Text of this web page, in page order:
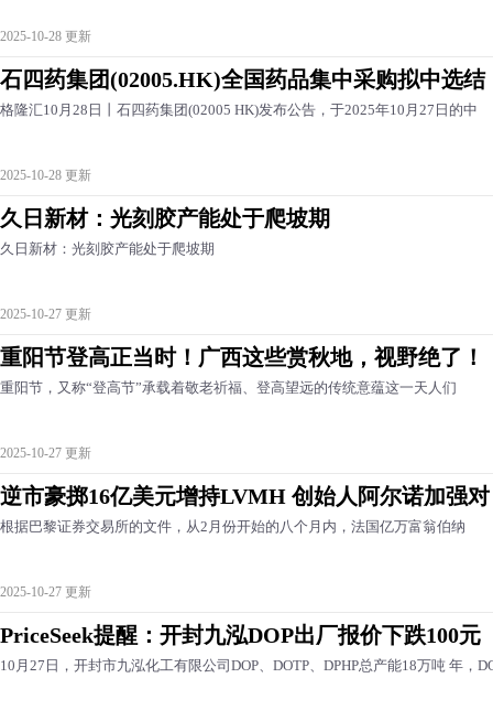
2025-10-28 更新
石四药集团(02005.HK)全国药品集中采购拟中选结
格隆汇10月28日丨石四药集团(02005 HK)发布公告，于2025年10月27日的中
2025-10-28 更新
久日新材：光刻胶产能处于爬坡期
久日新材：光刻胶产能处于爬坡期
2025-10-27 更新
重阳节登高正当时！广西这些赏秋地，视野绝了！
重阳节，又称“登高节”承载着敬老祈福、登高望远的传统意蕴这一天人们
2025-10-27 更新
逆市豪掷16亿美元增持LVMH 创始人阿尔诺加强对
根据巴黎证券交易所的文件，从2月份开始的八个月内，法国亿万富翁伯纳
2025-10-27 更新
PriceSeek提醒：开封九泓DOP出厂报价下跌100元
10月27日，开封市九泓化工有限公司DOP、DOTP、DPHP总产能18万吨 年，